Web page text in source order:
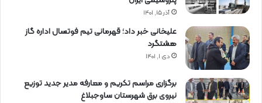
آذر ۱۵, ۱۴۰۱
علیخانی خبر داد؛ قهرمانی تیم فوتسال اداره گاز
هشتگرد
دی ۱, ۱۴۰۱
برگزاری مراسم تكریم و معارفه مدیر جدید توزیع
نیروی برق شهرستان ساوجبلاغ